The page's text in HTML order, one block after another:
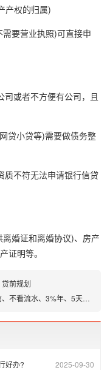
产权的归属)
要营业执照)可直接申
司或者不方便有公司，且
贷小贷等)需要做债务整
质不符无法申请银行信贷
婚证和离婚协议)、房产
证明等。
前规划
看流水、3%年、5天放款
2025-09-30
好办?